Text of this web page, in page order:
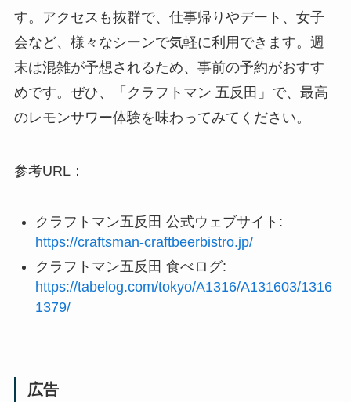
す。アクセスも抜群で、仕事帰りやデート、女子
会など、様々なシーンで気軽に利用できます。週
末は混雑が予想されるため、事前の予約がおすす
めです。ぜひ、「クラフトマン 五反田」で、最高
のレモンサワー体験を味わってみてください。
参考URL：
クラフトマン五反田 公式ウェブサイト:
https://craftsman-craftbeerbistro.jp/
クラフトマン五反田 食べログ:
https://tabelog.com/tokyo/A1316/A131603/1316
1379/
広告